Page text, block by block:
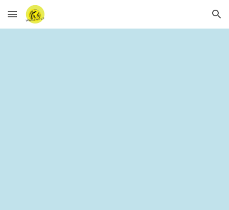
Skip to main content Skip to navigation